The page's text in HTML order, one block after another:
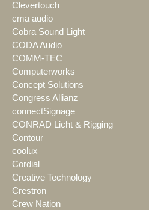
Clevertouch
cma audio
Cobra Sound Light
CODA Audio
COMM-TEC
Computerworks
Concept Solutions
Congress Allianz
connectSignage
CONRAD Licht & Rigging
Contour
coolux
Cordial
Creative Technology
Crestron
Crew Nation